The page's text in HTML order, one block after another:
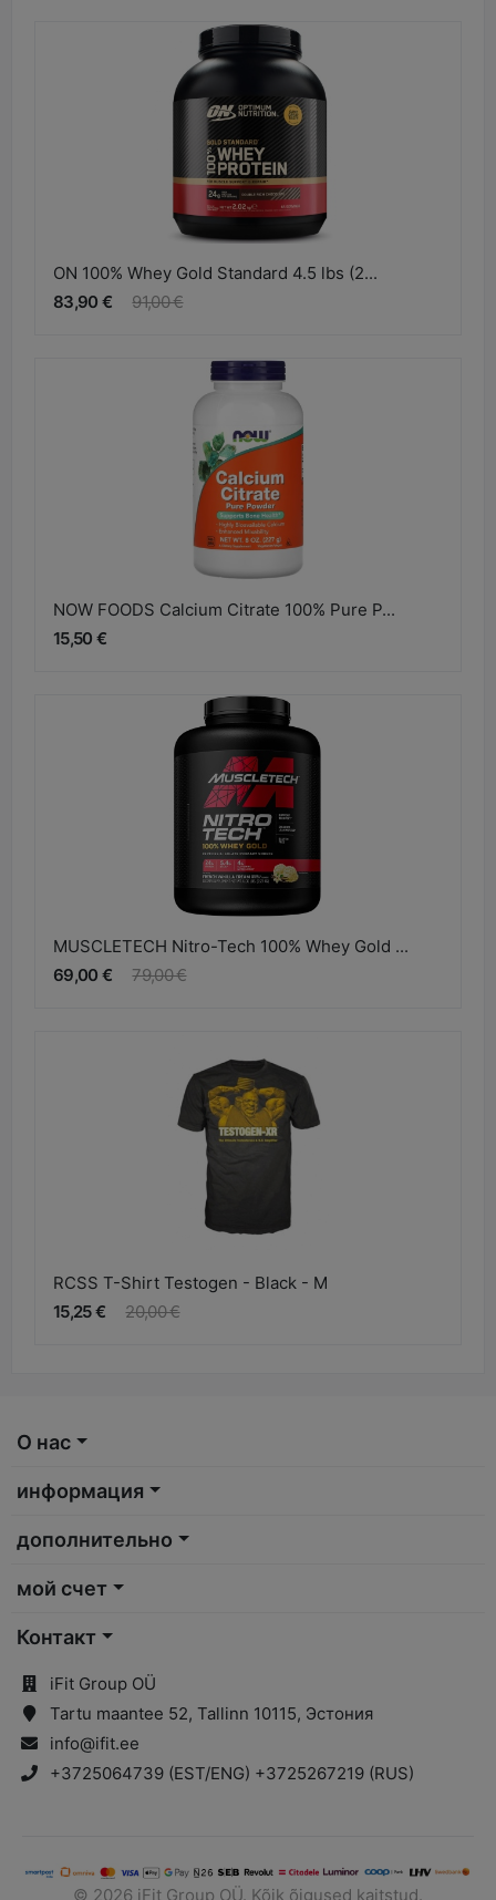
ON 100% Whey Gold Standard 4.5 lbs (2...
83,90 €
91,00 €
NOW FOODS Calcium Citrate 100% Pure P...
15,50 €
MUSCLETECH Nitro-Tech 100% Whey Gold ...
69,00 €
79,00 €
RCSS T-Shirt Testogen - Black - M
15,25 €
20,00 €
О нас
информация
дополнительно
мой счет
Контакт
iFit Group OÜ
Tartu maantee 52, Tallinn 10115, Эстония
info@ifit.ee
+3725064739 (EST/ENG) +3725267219 (RUS)
© 2026 iFit Group OÜ. Kõik õigused kaitstud.